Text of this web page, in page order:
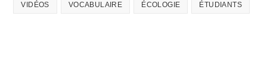
VIDÉOS VOCABULAIRE ÉCOLOGIE ÉTUDIANTS